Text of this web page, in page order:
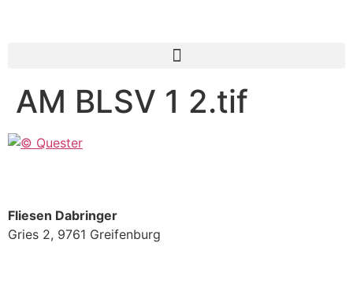
AM BLSV 1 2.tif
Fliesen Dabringer
Gries 2, 9761 Greifenburg